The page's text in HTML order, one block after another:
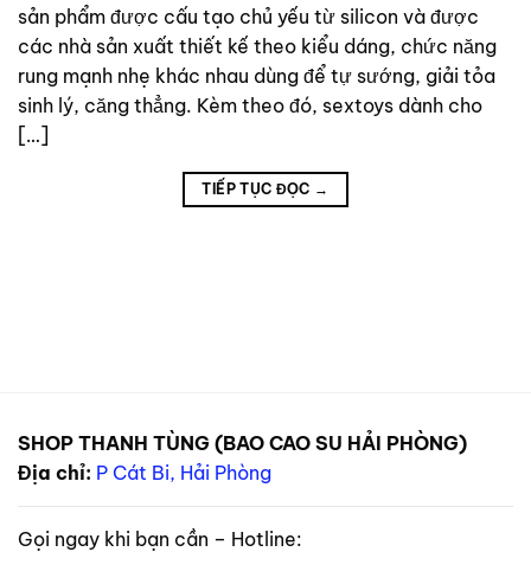
sản phẩm được cấu tạo chủ yếu từ silicon và được
các nhà sản xuất thiết kế theo kiểu dáng, chức năng
rung mạnh nhẹ khác nhau dùng để tự sướng, giải tỏa
sinh lý, căng thẳng. Kèm theo đó, sextoys dành cho
[…]
TIẾP TỤC ĐỌC →
SHOP THANH TÙNG (BAO CAO SU HẢI PHÒNG)
Địa chỉ: P Cát Bi, Hải Phòng
Gọi ngay khi bạn cần – Hotline: